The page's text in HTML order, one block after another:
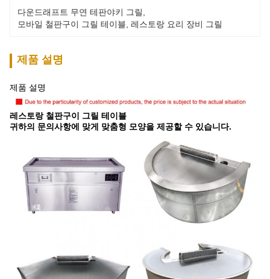
다운드래프트 무연 테판야키 그릴
모바일 철판구이 그릴 테이블 레스토랑 요리 장비 그릴
제품 설명
제품 설명
레스토랑 철판구이 그릴 테이블
귀하의 문의사항에 맞게 맞춤형 모양을 제공할 수 있습니다.